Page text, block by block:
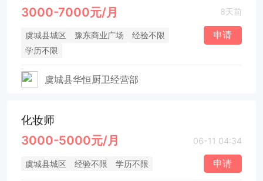
3000-7000元/月 8天前
虞城县城区 豫东商业广场
经验不限
学历不限
申请
虞城县华恒厨卫经营部
化妆师
3000-5000元/月 06-11 04:34
虞城县城区 经验不限 学历不限 申请